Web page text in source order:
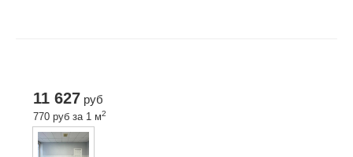
11 627 руб
770 руб за 1 м2